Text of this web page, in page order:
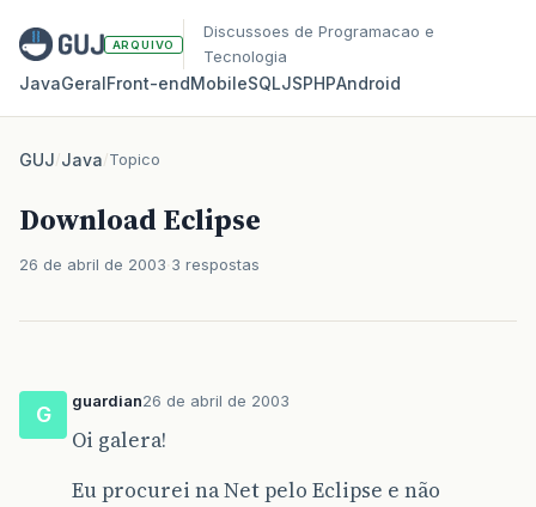
ARQUIVO
Discussoes de Programacao e
Tecnologia
JavaGeralFront‑endMobileSQLJSPHPAndroid
GUJ/Java/Topico
Download Eclipse
26 de abril de 2003 3 respostas
G
guardian26 de abril de 2003
Oi galera!
Eu procurei na Net pelo Eclipse e não